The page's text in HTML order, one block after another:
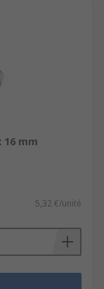
16 mm
5,32 €/unité